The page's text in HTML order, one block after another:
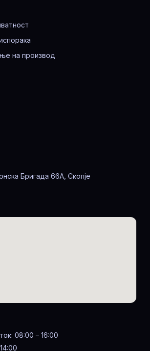
на производ
Бригада 66А, Скопје
08:00 – 16:00